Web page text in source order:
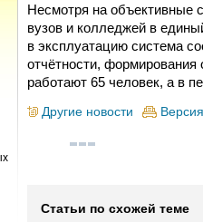
Несмотря на объективные
вузов и колледжей в
в эксплуатацию система
отчётности,
работают 65 человек, а в
Другие новости
Статьи по схожей теме